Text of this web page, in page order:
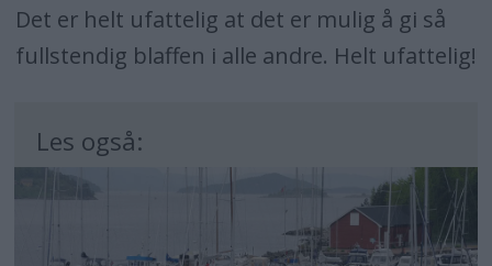
Det er helt ufattelig at det er mulig å gi så
fullstendig blaffen i alle andre. Helt ufattelig!
Les også: